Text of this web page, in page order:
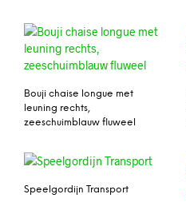
Bouji chaise longue met
leuning rechts,
zeeschuimblauw fluweel
Speelgordijn Transport